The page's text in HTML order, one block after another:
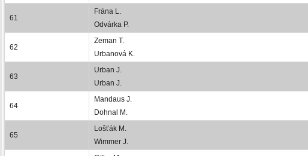
61
Frána L.
Odvárka P.
62
Zeman T.
Urbanová K.
63
Urban J.
Urban J.
64
Mandaus J.
Dohnal M.
65
Lošťák M.
Wimmer J.